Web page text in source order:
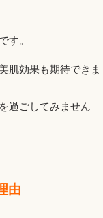
です。
肌効果も期待できま
過ごしてみません
由